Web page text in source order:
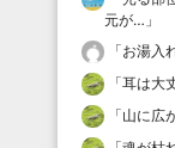
元が… 」
「お湯入
「耳は大
「山に広